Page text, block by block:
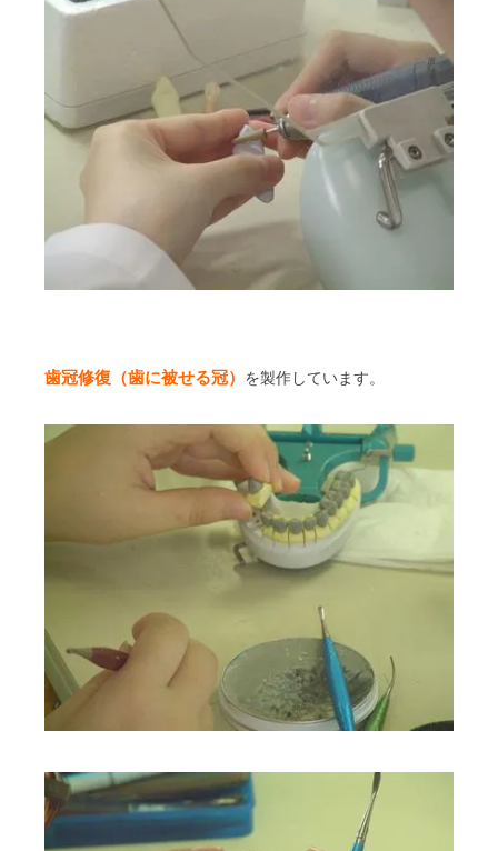
歯冠修復 （歯に被せる冠） を製作しています。